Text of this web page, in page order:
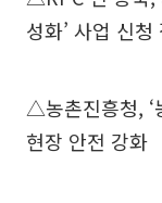
성화’ 사업 신청
△농촌진흥청, ‘
현장 안전 강화